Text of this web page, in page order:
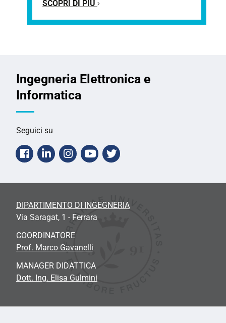
SCOPRI DI PIÙ
Ingegneria Elettronica e
Informatica
Seguici su
Facebook
LinkedinInstagram
YoutubeTwitter
DIPARTIMENTO DI INGEGNERIA
Via Saragat, 1 - Ferrara
COORDINATORE
Prof. Marco Gavanelli
MANAGER DIDATTICA
Dott. Ing. Elisa Gulmini